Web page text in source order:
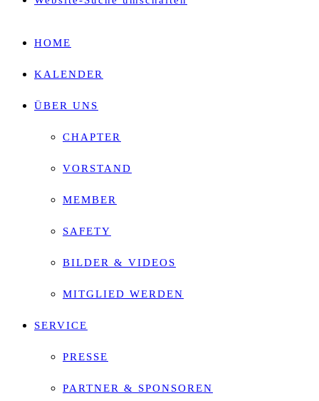
HOME
KALENDER
ÜBER UNS
CHAPTER
VORSTAND
MEMBER
SAFETY
BILDER & VIDEOS
MITGLIED WERDEN
SERVICE
PRESSE
PARTNER & SPONSOREN